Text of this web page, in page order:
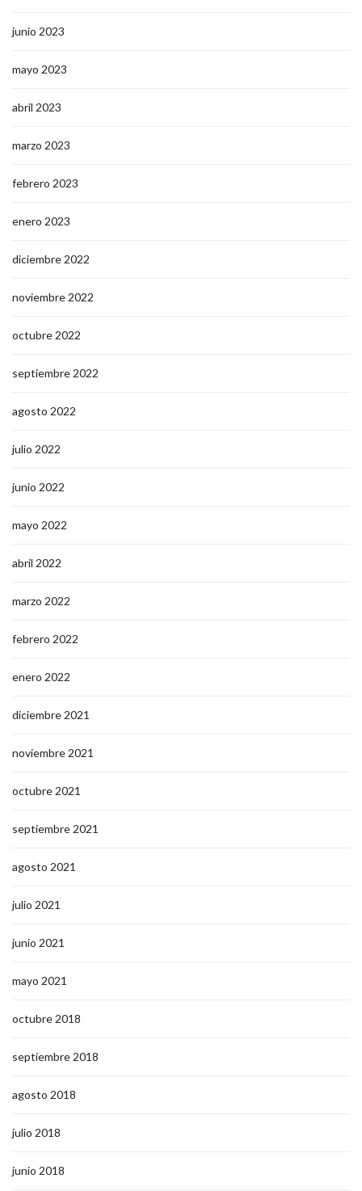
junio 2023
mayo 2023
abril 2023
marzo 2023
febrero 2023
enero 2023
diciembre 2022
noviembre 2022
octubre 2022
septiembre 2022
agosto 2022
julio 2022
junio 2022
mayo 2022
abril 2022
marzo 2022
febrero 2022
enero 2022
diciembre 2021
noviembre 2021
octubre 2021
septiembre 2021
agosto 2021
julio 2021
junio 2021
mayo 2021
octubre 2018
septiembre 2018
agosto 2018
julio 2018
junio 2018